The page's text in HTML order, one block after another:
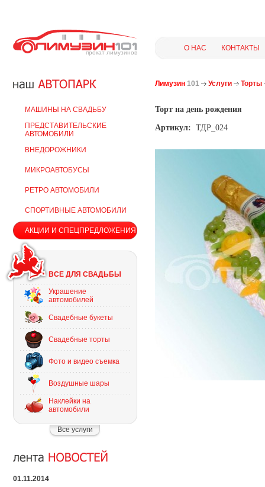
прокат лимузинов
О НАС КОНТАКТЫ
МАШИНЫ НА СВАДЬБУ
ПРЕДСТАВИТЕЛЬСКИЕ
АВТОМОБИЛИ
ВНЕДОРОЖНИКИ
МИКРОАВТОБУСЫ
РЕТРО АВТОМОБИЛИ
СПОРТИВНЫЕ АВТОМОБИЛИ
АКЦИИ И СПЕЦПРЕДЛОЖЕНИЯ
ВСЕ ДЛЯ СВАДЬБЫ
Украшение
автомобилей
Свадебные букеты
Свадебные торты
Фото и видео съемка
Воздушные шары
Наклейки на
автомобили
Все услуги
01.11.2014
Лимузин 101 Услуги Торты
Торт на день рождения
Артикул: ТДР_024